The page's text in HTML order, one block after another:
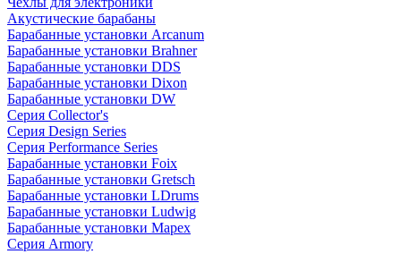
Акустические барабаны
Барабанные установки Arcanum
Барабанные установки Brahner
Барабанные установки DDS
Барабанные установки Dixon
Барабанные установки DW
Серия Collector's
Серия Design Series
Серия Performance Series
Барабанные установки Foix
Барабанные установки Gretsch
Барабанные установки LDrums
Барабанные установки Ludwig
Барабанные установки Mapex
Серия Armory